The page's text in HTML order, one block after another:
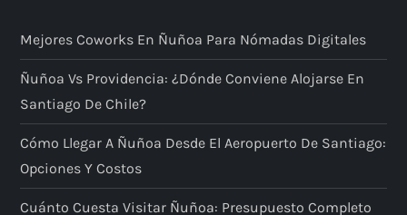
Mejores Coworks En Ñuñoa Para Nómadas Digitales
Ñuñoa Vs Providencia: ¿dónde Conviene Alojarse En
Santiago De Chile?
Cómo Llegar A Ñuñoa Desde El Aeropuerto De Santiago:
Opciones Y Costos
Cuánto Cuesta Visitar Ñuñoa: Presupuesto Completo